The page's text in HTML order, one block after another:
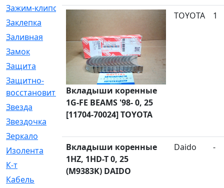
Зажим-клипса
[1]
Заклепка
Заливная
[4]
Замок
[12]
Защита
[79]
Защитно-
восстановительный
[4]
Звезда
[1]
Звездочка
Зеркало
[369]
Изолента
[1]
К-т
[13]
Кабель
Вкладыши коренные
1G-FE BEAMS '98- 0, 25
[11704-70024] TOYOTA
TOYOTA 1
Вкладыши коренные
1HZ, 1HD-T 0, 25
(M9383K) DAIDO
Daido -